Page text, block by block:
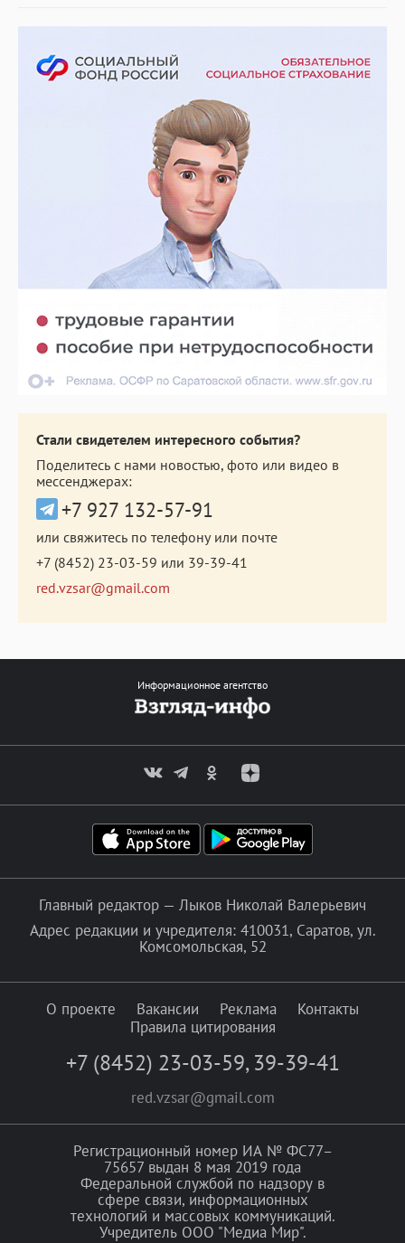
Стали свидетелем интересного события?
Поделитесь с нами новостью, фото или видео в
мессенджерах:
+7 927 132-57-91
или свяжитесь по телефону или почте
+7 (8452) 23-03-59 или 39-39-41
red.vzsar@gmail.com
Информационное агентство
Главный редактор — Лыков Николай Валерьевич
Адрес редакции и учредителя: 410031, Саратов, ул.
Комсомольская, 52
О проекте Вакансии Реклама
Контакты
Правила цитирования
+7 (8452) 23-03-59, 39-39-41
red.vzsar@gmail.com
Регистрационный номер ИА № ФС77–
75657 выдан 8 мая 2019 года
Федеральной службой по надзору в
сфере связи, информационных
технологий и массовых коммуникаций.
Учредитель ООО "Медиа Мир".